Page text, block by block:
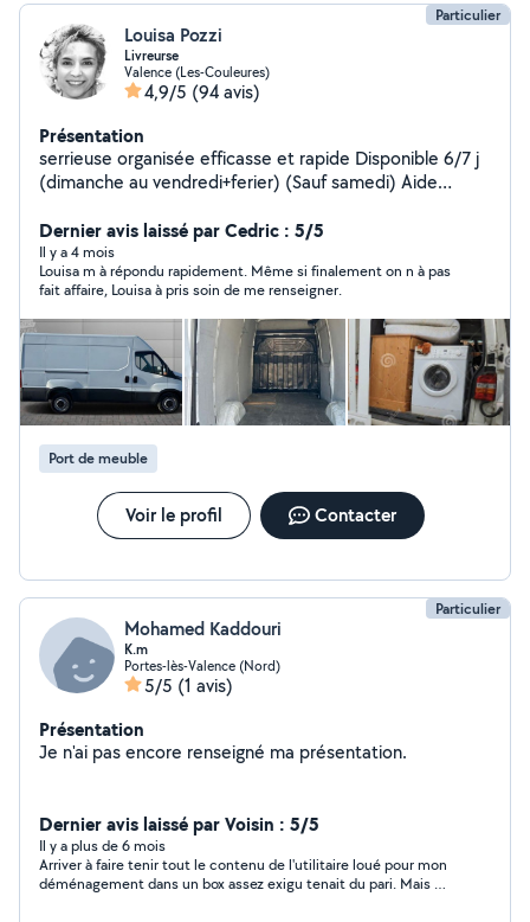
Particulier
Louisa Pozzi
Livreurse
Valence (Les-Couleures)
4,9/5 (94 avis)
Présentation
serrieuse organisée efficasse et rapide Disponible 6/7 j
(dimanche au vendredi+ferier) (Sauf samedi) Aide
Valence. Périmètre j'usqu a 30klm de valence. + d'infos
et frais à convenir par téléphone Possible de venir a
plusieurs si besoins pour l aide au déménagement...
Dernier avis laissé par Cedric : 5/5
Il y a 4 mois
Louisa m à répondu rapidement. Même si finalement on n à pas
fait affaire, Louisa à pris soin de me renseigner.
Port de meuble
Voir le profil Contacter
Particulier
Mohamed Kaddouri
K.m
Portes-lès-Valence (Nord)
5/5 (1 avis)
Présentation
Je n'ai pas encore renseigné ma présentation.
Dernier avis laissé par Voisin : 5/5
Il y a plus de 6 mois
Arriver à faire tenir tout le contenu de l'utilitaire loué pour mon
déménagement dans un box assez exigu tenait du pari. Mais on